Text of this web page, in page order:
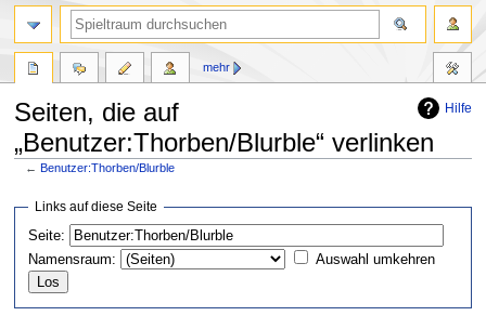
Hilfe
Seiten, die auf
„Benutzer:Thorben/Blurble“ verlinken
← Benutzer:Thorben/Blurble
springen
springen
Links auf diese Seite
Seite:
Namensraum:
Auswahl umkehren
mehr